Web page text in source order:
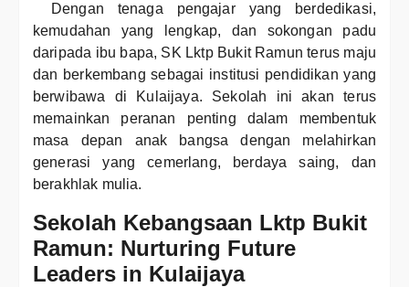
Dengan tenaga pengajar yang berdedikasi,
kemudahan yang lengkap, dan sokongan padu
daripada ibu bapa, SK Lktp Bukit Ramun terus maju
dan berkembang sebagai institusi pendidikan yang
berwibawa di Kulaijaya. Sekolah ini akan terus
memainkan peranan penting dalam membentuk
masa depan anak bangsa dengan melahirkan
generasi yang cemerlang, berdaya saing, dan
berakhlak mulia.
Sekolah Kebangsaan Lktp Bukit
Ramun: Nurturing Future
Leaders in Kulaijaya